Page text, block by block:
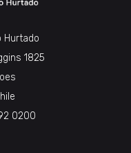
Hurtado
1825
0200